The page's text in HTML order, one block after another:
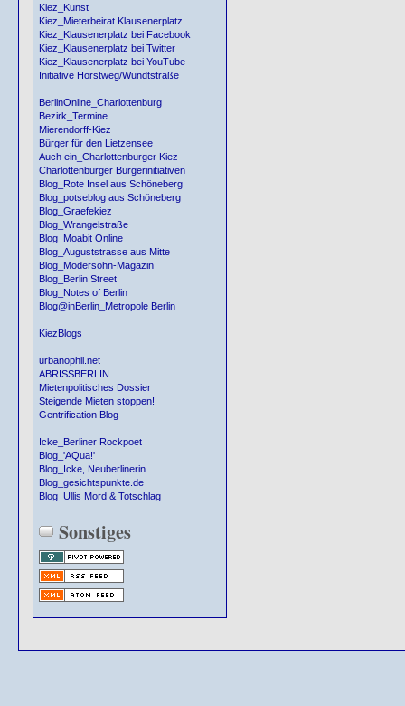
Kiez_Kunst
Kiez_Mieterbeirat Klausenerplatz
Kiez_Klausenerplatz bei Facebook
Kiez_Klausenerplatz bei Twitter
Kiez_Klausenerplatz bei YouTube
Initiative Horstweg/Wundtstraße
BerlinOnline_Charlottenburg
Bezirk_Termine
Mierendorff-Kiez
Bürger für den Lietzensee
Auch ein_Charlottenburger Kiez
Charlottenburger Bürgerinitiativen
Blog_Rote Insel aus Schöneberg
Blog_potseblog aus Schöneberg
Blog_Graefekiez
Blog_Wrangelstraße
Blog_Moabit Online
Blog_Auguststrasse aus Mitte
Blog_Modersohn-Magazin
Blog_Berlin Street
Blog_Notes of Berlin
Blog@inBerlin_Metropole Berlin
KiezBlogs
urbanophil.net
ABRISSBERLIN
Mietenpolitisches Dossier
Steigende Mieten stoppen!
Gentrification Blog
Icke_Berliner Rockpoet
Blog_'AQua!'
Blog_Icke, Neuberlinerin
Blog_gesichtspunkte.de
Blog_Ullis Mord & Totschlag
Sonstiges